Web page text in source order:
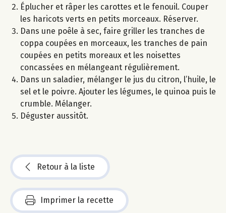
Éplucher et râper les carottes et le fenouil. Couper
les haricots verts en petits morceaux. Réserver.
Dans une poêle à sec, faire griller les tranches de
coppa coupées en morceaux, les tranches de pain
coupées en petits moreaux et les noisettes
concassées en mélangeant régulièrement.
Dans un saladier, mélanger le jus du citron, l’huile, le
sel et le poivre. Ajouter les légumes, le quinoa puis le
crumble. Mélanger.
Déguster aussitôt.
Retour à la liste
Imprimer la recette